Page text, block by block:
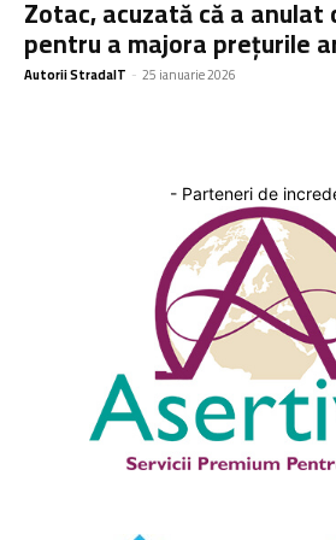
Zotac, acuzată că a anulat
pentru a majora prețurile
Autorii StradaIT - 25 ianuarie 2026
- Parteneri de